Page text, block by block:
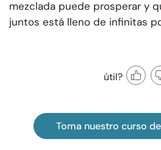
mezclada puede prosperar y
juntos está lleno de infinitas
útil?
Toma nuestro curso